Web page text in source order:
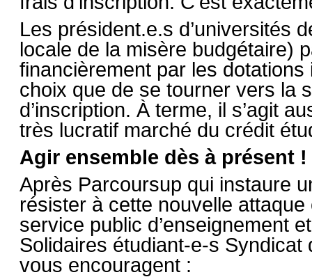
Les président.e.s d’universités
locale de la misère budgétaire)
financièrement par les dotations
choix que de se tourner vers la
d’inscription. À terme, il s’agit
très lucratif marché du crédit
Agir ensemble dès à présent !
Après Parcoursup qui instaure
résister à cette nouvelle
service public d’enseignement
Solidaires étudiant-e-s Syndicat
vous encouragent :